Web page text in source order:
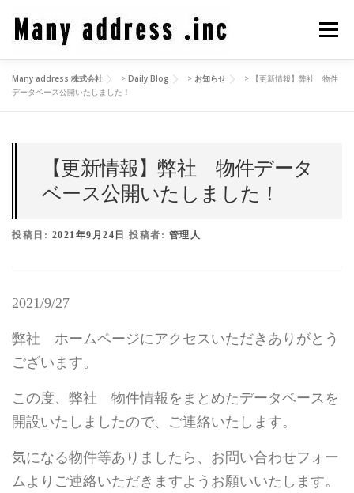
ン
メニュ
COMPANY PROFILE
Many address 株式会社 > Daily Blog > お知らせ >
【更新情報】弊社 物件
データベース公開いたしました！
【更新情報】弊社 物件データ
ベース公開いたしました！
投稿日: 2021年9月24日 投稿者: 管理人
2021/9/27
弊社 ホームページにアクセスいただきありがとう
ございます。
この度、弊社 物件情報をまとめたデータベースを
開設いたしましたので、ご連絡いたします。
気になる物件等ありましたら、お問い合わせフォー
ムよりご連絡いただきますようお願いいたします。